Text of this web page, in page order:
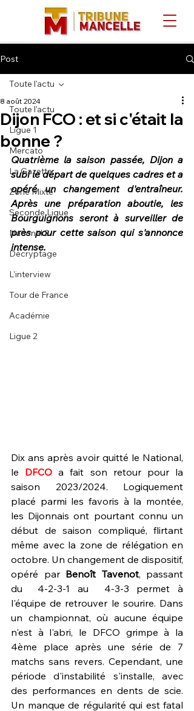
Post
Toute l'actu
Ligue 1
Mercato
La Gazette
Zone Mixte
Seconde Ligue
National 2
Décryptage
L'interview
Tour de France
Académie
Ligue 2
Toute l'actu
Dijon FCO : et si c'était la
bonne ?
8 août 2024
Quatrième la saison passée, Dijon a
subi le départ de quelques cadres et a
opéré un changement d'entraîneur.
Après une préparation aboutie, les
Bourguignons seront à surveiller de
près pour cette saison qui s'annonce
intense.
Dix ans après avoir quitté le National,
le DFCO a fait son retour pour la
saison 2023/2024. Logiquement
placé parmi les favoris à la montée,
les Dijonnais ont pourtant connu un
début de saison compliqué, flirtant
même avec la zone de rélégation en
octobre. Un changement de dispositif,
opéré par Benoît Tavenot, passant
du  4-2-3-1 au  4-3-3 permet à
l'équipe de retrouver le sourire. Dans
un championnat, où aucune équipe
n'est à l'abri, le DFCO grimpe à la
4ème place après une série de 7
matchs sans revers. Cependant, une
période d'instabilité s'installe, avec
des performances en dents de scie.
Un manque de régularité qui est fatal